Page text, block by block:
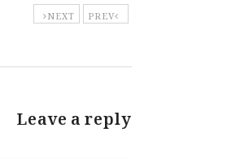
PREV
NEXT
Leave a reply